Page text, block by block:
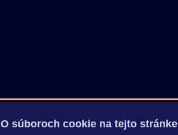
O súboroch cookie na tejto stránke